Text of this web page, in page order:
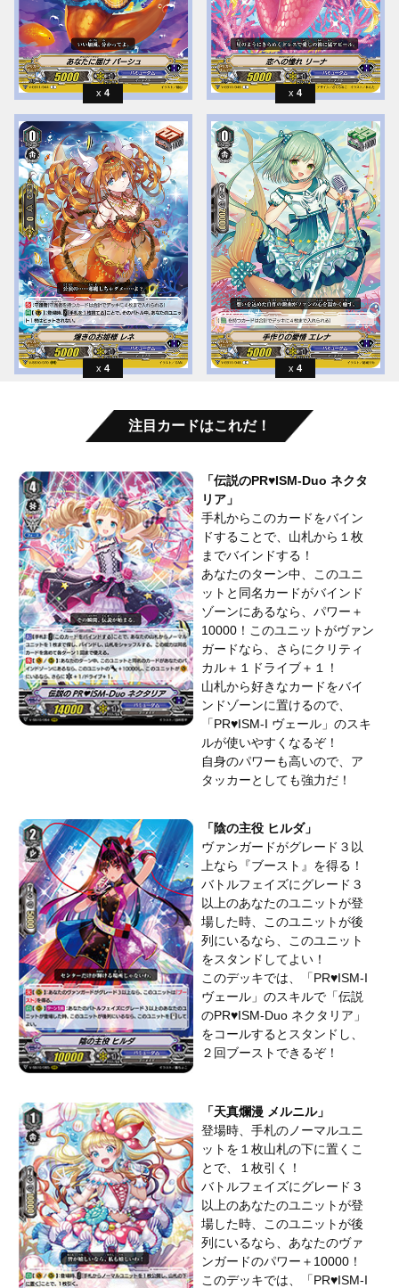
4 4
4 4
注目カードはこれだ！
「伝説のPR♥ISM-Duo ネクタ
リア」
手札からこのカードをバイン
ドすることで、山札から１枚
までバインドする！
あなたのターン中、このユニ
ットと同名カードがバインド
ゾーンにあるなら、パワー＋
10000！このユニットがヴァン
ガードなら、さらにクリティ
カル＋１ドライブ＋１！
山札から好きなカードをバイ
ンドゾーンに置けるので、
「PR♥ISM-I ヴェール」のスキ
ルが使いやすくなるぞ！
自身のパワーも高いので、ア
タッカーとしても強力だ！
「陰の主役 ヒルダ」
ヴァンガードがグレード３以
上なら『ブースト』を得る！
バトルフェイズにグレード３
以上のあなたのユニットが登
場した時、このユニットが後
列にいるなら、このユニット
をスタンドしてよい！
このデッキでは、「PR♥ISM-I
ヴェール」のスキルで「伝説
のPR♥ISM-Duo ネクタリア」
をコールするとスタンドし、
２回ブーストできるぞ！
「天真爛漫 メルニル」
登場時、手札のノーマルユニ
ットを１枚山札の下に置くこ
とで、１枚引く！
バトルフェイズにグレード３
以上のあなたのユニットが登
場した時、このユニットが後
列にいるなら、あなたのヴァ
ンガードのパワー＋10000！
このデッキでは、「PR♥ISM-I